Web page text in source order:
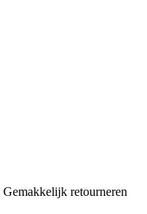
Gemakkelijk retourneren